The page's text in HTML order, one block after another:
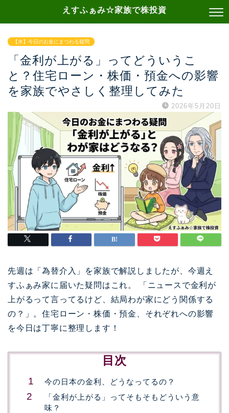
えすふぁみ☆家族で株投資
【水】今日のお金にまつわる疑問
「金利が上がる」ってどういうこ
と？住宅ローン・株価・預金への影響
を家族でやさしく整理してみた
2026年5月20日
先週は「為替介入」を家族で解説しましたが、今週え
すふぁみ家に届いた疑問はこれ。 「ニュースで金利が
上がるって言ってるけど、結局わが家にどう関係する
の？」。住宅ローン・株価・預金、それぞれへの影響
を今日は丁寧に整理します！
目次
今の日本の金利、どうなってるの？
「金利が上がる」ってそもそもどういう意
味？